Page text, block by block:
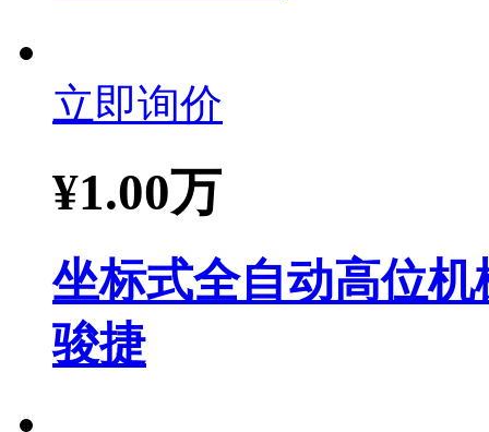
立即询价
¥1.00万
坐标式全自动高位
骏捷